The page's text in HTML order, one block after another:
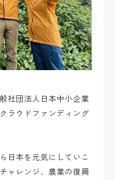
社団法人日本中小企業
ラウドファンディング
日本を元気にしていこ
ャレンジ、農業の復興